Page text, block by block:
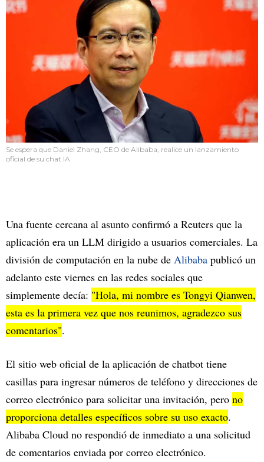
Se espera que Daniel Zhang, CEO de Alibaba, realice un lanzamiento
oficial de su chat IA
Una fuente cercana al asunto confirmó a Reuters que la
aplicación era un LLM dirigido a usuarios comerciales. La
división de computación en la nube de Alibaba publicó un
adelanto este viernes en las redes sociales que
simplemente decía: "Hola, mi nombre es Tongyi Qianwen,
esta es la primera vez que nos reunimos, agradezco sus
comentarios".
El sitio web oficial de la aplicación de chatbot tiene
casillas para ingresar números de teléfono y direcciones de
correo electrónico para solicitar una invitación, pero no
proporciona detalles específicos sobre su uso exacto.
Alibaba Cloud no respondió de inmediato a una solicitud
de comentarios enviada por correo electrónico.